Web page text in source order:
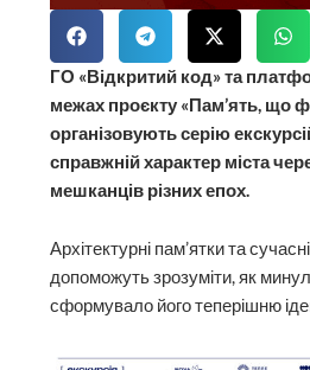
ГО «Відкритий код» та
межах проєкту «Пам’ять, що
організовують серію
справжній характер міста
мешканців різних епох.
Архітектурні пам’ятки та
допоможуть зрозуміти, як
сформувало його теперішню